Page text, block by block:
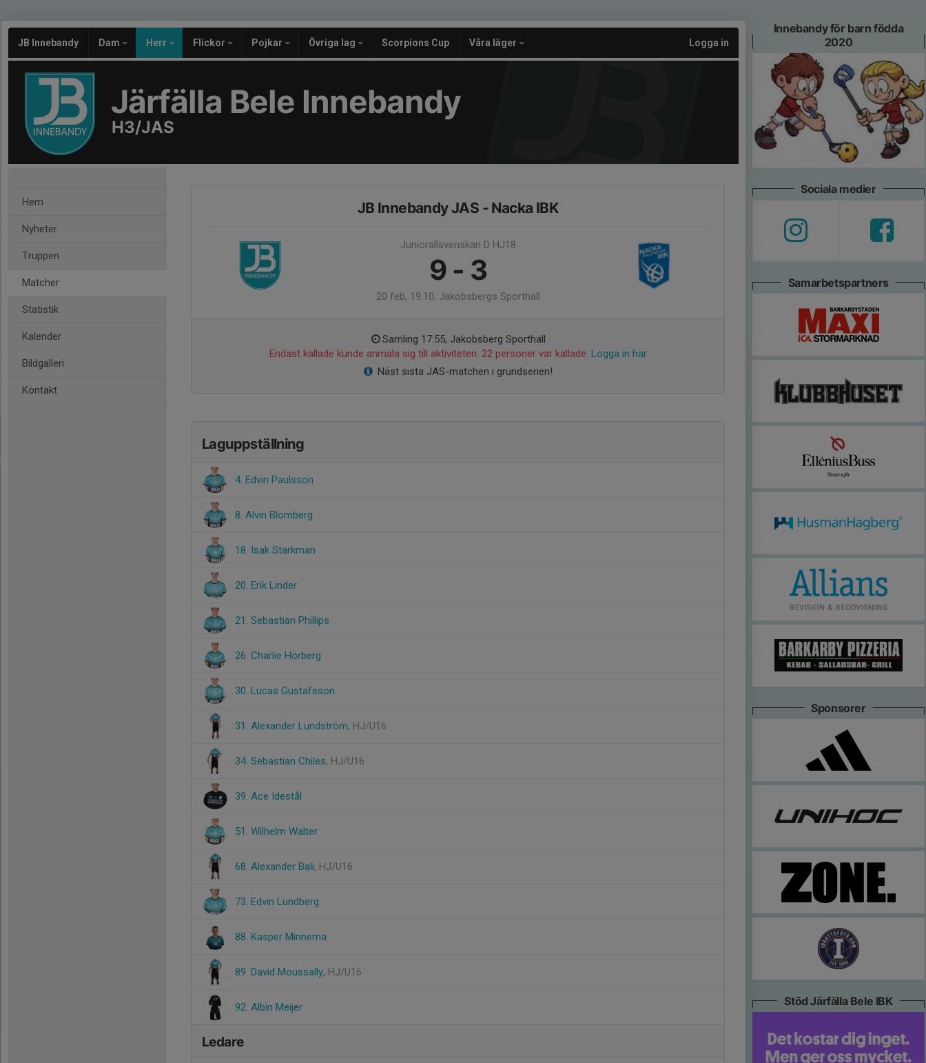
JB Innebandy Dam Herr Flickor Pojkar Övriga lag Scorpions Cup Våra läger Logga in
Järfälla Bele Innebandy
H3/JAS
Hem
Nyheter
Truppen
Matcher
Statistik
Kalender
Bildgalleri
Kontakt
JB Innebandy JAS - Nacka IBK
Juniorallsvenskan D HJ18
9 - 3
20 feb, 19:10, Jakobsbergs Sporthall
Samling 17:55, Jakobsberg Sporthall
Endast kallade kunde anmäla sig till aktiviteten. 22 personer var kallade. Logga in här
Näst sista JAS-matchen i grundserien!
Laguppställning
4. Edvin Paulsson
8. Alvin Blomberg
18. Isak Starkman
20. Erik Linder
21. Sebastian Phillips
26. Charlie Hörberg
30. Lucas Gustafsson
31. Alexander Lundström, HJ/U16
34. Sebastian Chiles, HJ/U16
39. Ace Idestål
51. Wilhelm Walter
68. Alexander Bali, HJ/U16
73. Edvin Lundberg
88. Kasper Minnema
89. David Moussally, HJ/U16
92. Albin Meijer
Ledare
Innebandy för barn födda
2020
Sociala medier
Samarbetspartners
Sponsorer
Stöd Järfälla Bele IBK